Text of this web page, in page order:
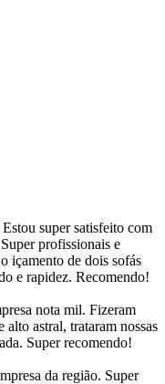
Estou super satisfeito com
profissionais e
içamento de dois sofás
e rapidez. Recomendo!
nota mil. Fizeram
alto astral, trataram nossas
Super recomendo!
da região. Super